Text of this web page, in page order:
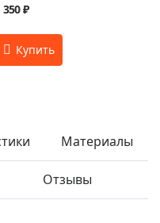
350 ₽
Материалы
Отзывы